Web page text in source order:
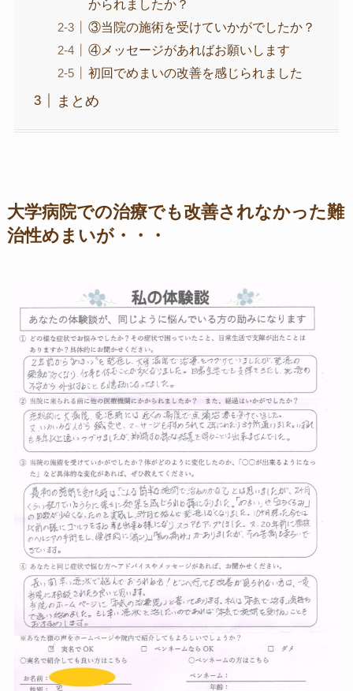
かられましたか？
③当院の施術を受けていかがでしたか？
④メッセージがあればお願いします
初回でめまいの改善を感じられました
まとめ
大学病院での治療でも改善されなかった難
治性めまいが・・・